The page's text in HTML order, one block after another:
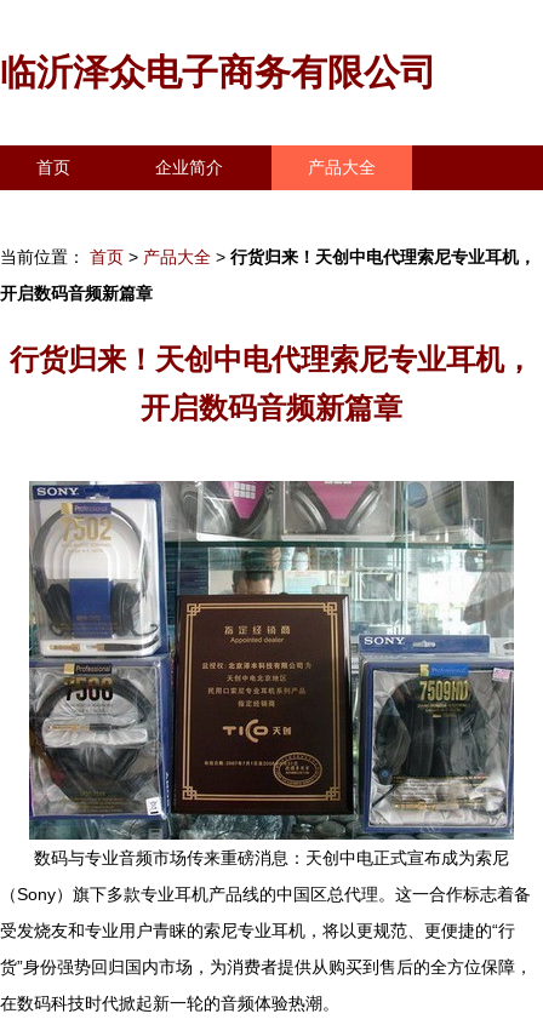
临沂泽众电子商务有限公司
首页 企业简介 产品大全
当前位置： 首页 > 产品大全 > 行货归来！天创中电代理索尼专业耳机，
开启数码音频新篇章
行货归来！天创中电代理索尼专业耳机，
开启数码音频新篇章
数码与专业音频市场传来重磅消息：天创中电正式宣布成为索尼
（Sony）旗下多款专业耳机产品线的中国区总代理。这一合作标志着备
受发烧友和专业用户青睐的索尼专业耳机，将以更规范、更便捷的“行
货”身份强势回归国内市场，为消费者提供从购买到售后的全方位保障，
在数码科技时代掀起新一轮的音频体验热潮。